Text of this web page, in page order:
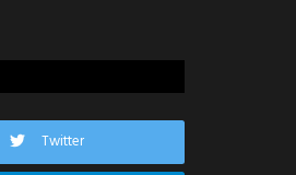
Twitter